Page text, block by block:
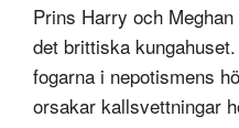
Prins Harry och
det brittiska
fogarna i nepotismens
orsakar kallsvettningar